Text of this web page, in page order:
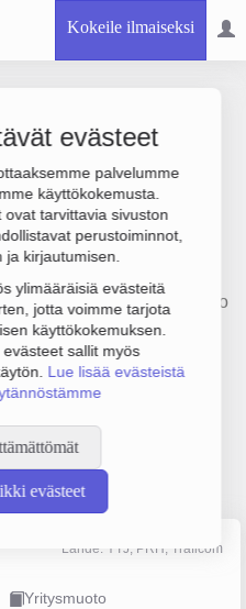
Kokeile ilmaiseksi
evästeet
palvelumme
käyttökokemusta.
tarvittavia sivuston
perustoiminnot,
kirjautumisen.
ylimääräisiä evästeitä
jotta voimme tarjota
käyttökokemuksen.
sallit myös
Lue lisää evästeistä
evästeet
Lielahden
2
Kauppapuisto 2 liikevaihto
0. Sen
vuokraus ja hallinta,
Helsinki. Yrityksen
(KKOY).
Päättäjätiedot
Lähde: YTJ, PRH, Traficom
Yritysmuoto